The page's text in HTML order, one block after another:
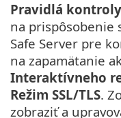
Pravidlá
na prispôsobenie
Safe Server pre
na zapamätanie
Interaktívneho
Režim SSL/TLS.
zobraziť a